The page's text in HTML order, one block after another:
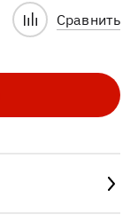
Сравнить